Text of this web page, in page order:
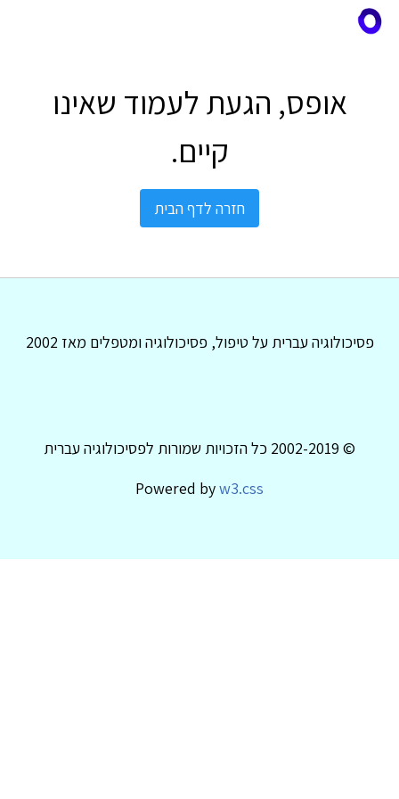
אופס, הגעת לעמוד שאינו
קיים.
חזרה לדף הבית
פסיכולוגיה עברית על טיפול, פסיכולוגיה ומטפלים מאז 2002
© 2002-2019 כל הזכויות שמורות לפסיכולוגיה עברית
Powered byw3.css